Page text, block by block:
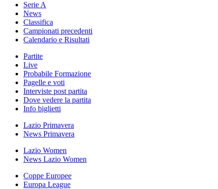
Serie A
News
Classifica
Campionati precedenti
Calendario e Risultati
Partite
Live
Probabile Formazione
Pagelle e voti
Interviste post partita
Dove vedere la partita
Info biglietti
Lazio Primavera
News Primavera
Lazio Women
News Lazio Women
Coppe Europee
Europa League